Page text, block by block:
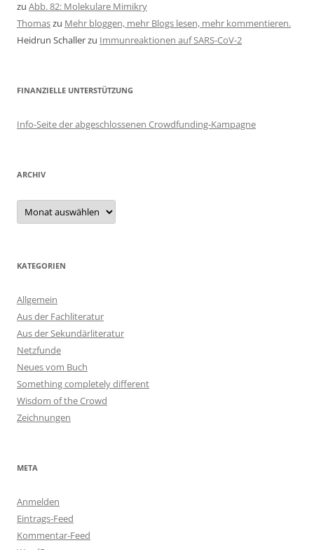
zu Abb. 82: Molekulare Mimikry
Thomaszu Mehr bloggen, mehr Blogs lesen, mehr kommentieren.
Heidrun Schallerzu Immunreaktionen auf SARS-CoV-2
FINANZIELLE UNTERSTÜTZUNG
Info-Seite der abgeschlossenen Crowdfunding-Kampagne
ARCHIV
Archiv
KATEGORIEN
Allgemein
Aus der Fachliteratur
Aus der Sekundärliteratur
Netzfunde
Neues vom Buch
Something completely different
Wisdom of the Crowd
Zeichnungen
META
Anmelden
Eintrags-Feed
Kommentar-Feed